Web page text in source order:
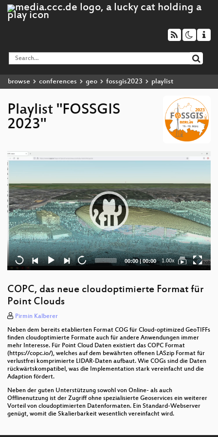
browse conferences geo fossgis2023 playlist
Playlist "FOSSGIS
2023"
Video
Player
Current
time
00:00|Total
duration
00:00 1.00x
COPC, das neue cloudoptimierte Format für
Point Clouds
Pirmin Kalberer
Neben dem bereits etablierten Format COG für Cloud-optimized GeoTIFFs
finden cloudoptimierte Formate auch für andere Anwendungen immer
mehr Interesse. Für Point Cloud Daten existiert das COPC Format
(https://copc.io/), welches auf dem bewährten offenen LASzip Format für
verlustfrei komprimierte LIDAR-Daten aufbaut. Wie COGs sind die Daten
rückwärtskompatibel, was die Implementation stark vereinfacht und die
Adaption fördert.
Neben der guten Unterstützung sowohl von Online- als auch
Offlinenutzung ist der Zugriff ohne spezialisierte Geoservices ein weiterer
Vorteil von cloudoptimierten Datenformaten. Ein Standard-Webserver
genügt, womit die Skalierbarkeit wesentlich vereinfacht wird.